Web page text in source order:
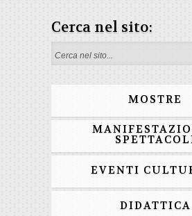
Cerca nel sito:
Form di ricerca
MOSTRE
EVENTI
DIDATTICA